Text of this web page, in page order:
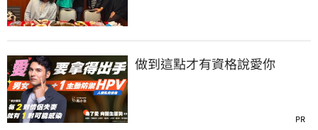
做到這點才有資格說愛你
PR